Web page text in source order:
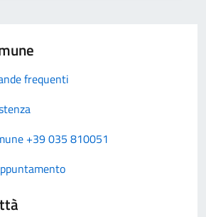
frequenti
+39 035 810051